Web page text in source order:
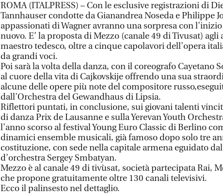
ROMA (ITALPRESS) – Con le esclusive registrazioni di
Tannhauser condotte da Gianandrea Noseda e Philippe
appassionati di Wagner avranno una sorpresa con
nuovo. E’ la proposta di Mezzo (canale 49 di Tivusat) agli
maestro tedesco, oltre a cinque capolavori dell’opera
da grandi voci.
Poi sarà la volta della danza, con il coreografo Cayetano
al cuore della vita di Cajkovskije offrendo una sua
alcune delle opere più note del compositore
dall’Orchestra del Gewandhaus di Lipsia.
Riflettori puntati, in conclusione, sui giovani talenti
di danza Prix de Lausanne e sulla Yerevan Youth
l’anno scorso al festival Young Euro Classic di Berlino
dinamici ensemble musicali, già famoso dopo solo tre
costituzione, con sede nella capitale armena eguidato
d’orchestra Sergey Smbatyan.
Mezzo è al canale 49 di tivùsat, società partecipata Rai,
che propone gratuitamente oltre 130 canali televisivi.
Ecco il palinsesto nel dettaglio.